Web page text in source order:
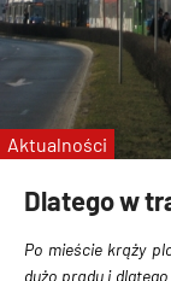
Dlatego w
Po mieście krąży
dużo prądu i
Aktualności